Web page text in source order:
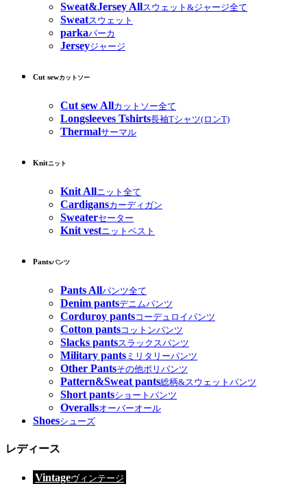
Sweat&Jersey Allスウェット&ジャージ全て
Sweatスウェット
parkaパーカ
Jerseyジャージ
Cut sewカットソー
Cut sew Allカットソー全て
Longsleeves Tshirts長袖Tシャツ(ロンT)
Thermalサーマル
Knitニット
Knit Allニット全て
Cardigansカーディガン
Sweaterセーター
Knit vestニットベスト
Pantsパンツ
Pants Allパンツ全て
Denim pantsデニムパンツ
Corduroy pantsコーデュロイパンツ
Cotton pantsコットンパンツ
Slacks pantsスラックスパンツ
Military pants ミリタリーパンツ
Other Pantsその他ポリパンツ
Pattern&Sweat pants総柄&スウェットパンツ
Short pantsショートパンツ
Overallsオーバーオール
Shoesシューズ
レディース
Vintageヴィンテージ